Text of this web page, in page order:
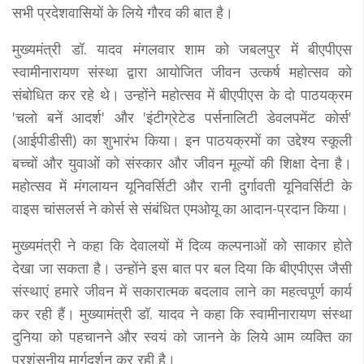
सभी प्रदेशवासियों के लिये गौरव की बात है।
मुख्यमंत्री डॉ. यादव मंगलवार शाम को जबलपुर में बीएपीएस
स्वामीनारायण संस्था द्वारा आयोजित जीवन उत्कर्ष महोत्सव को
संबोधित कर रहे थे। उन्होंने महोत्सव में बीएपीएस के दो पाठयक्रम
'चलो बनें आदर्श' और 'इंटीग्रेटेड पर्सनालिटी डेवलपमेंट कोर्स'
(आईपीडीसी) का शुभारंभ किया। इन पाठयक्रमों का उद्देश्य स्कूली
बच्चों और युवाओं को संस्कार और जीवन मूल्यों की शिक्षा देना है।
महोत्सव में मंगलायन यूनिवर्सिटी और रानी दुर्गावती यूनिवर्सिटी के
वाइस चांसलर्स ने कोर्स से संबंधित एमओयू का आदान-प्रदान किया।
मुख्यमंत्री ने कहा कि देवालयों में दिव्य कल्पनाओं को साकार होते
देखा जा सकता है। उन्होंने इस बात पर बल दिया कि बीएपीएस जैसी
संस्थाएं हमारे जीवन में सकारात्मक बदलाव लाने का महत्वपूर्ण कार्य
कर रही हैं। मुख्यामंत्री डॉ. यादव ने कहा कि स्वामीनारायण संस्था
दुनिया को पहचानने और स्वयं को जानने के लिये आम व्यक्ति का
प्रशंसनीय मार्गदर्शन कर रही है।